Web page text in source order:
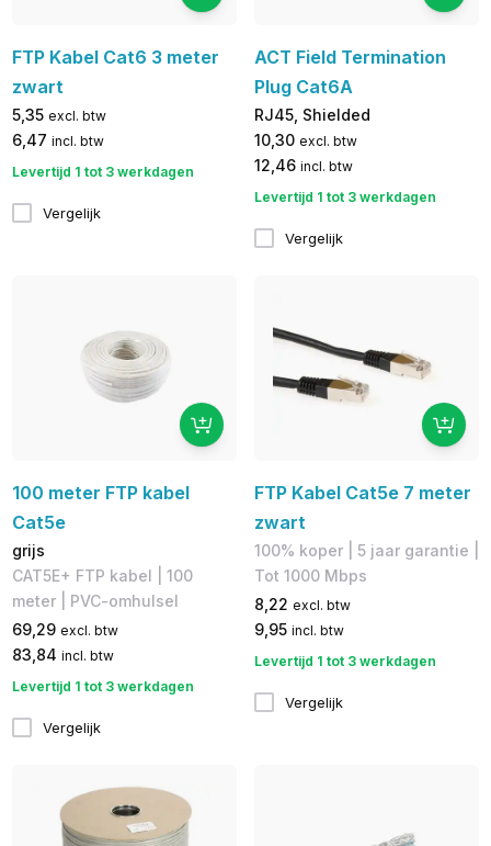
FTP Kabel Cat6 3 meter
zwart
5,35 excl. btw
6,47 incl. btw
Levertijd 1 tot 3 werkdagen
Vergelijk
ACT Field Termination
Plug Cat6A
RJ45, Shielded
10,30 excl. btw
12,46 incl. btw
Levertijd 1 tot 3 werkdagen
Vergelijk
100 meter FTP kabel
Cat5e
grijs
​CAT5E+ FTP kabel | ​100
meter | PVC-omhulsel
69,29 excl. btw
83,84 incl. btw
Levertijd 1 tot 3 werkdagen
Vergelijk
FTP Kabel Cat5e 7 meter
zwart
100% koper​ | 5 jaar garantie |
​Tot 1000 Mbps
8,22 excl. btw
9,95 incl. btw
Levertijd 1 tot 3 werkdagen
Vergelijk